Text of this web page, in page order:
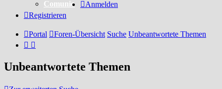
Comunio
Anmelden
Registrieren
Portal Foren-Übersicht Suche Unbeantwortete Themen
Unbeantwortete Themen